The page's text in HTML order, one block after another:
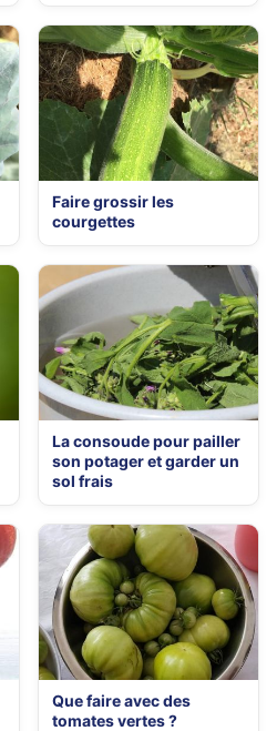
Faire grossir les
courgettes
La consoude pour pailler
son potager et garder un
sol frais
Que faire avec des
tomates vertes ?